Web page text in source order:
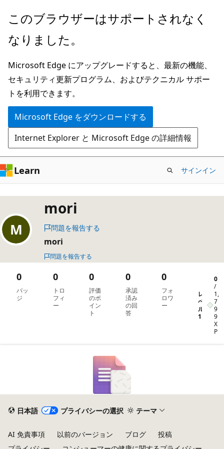
メ
ン
ン
テ
ン
ツ
に
ス
キ
ッ
プ
このブラウザーはサポートされなく
なりました。
Microsoft Edge にアップグレードすると、最新の機能、
セキュリティ更新プログラム、およびテクニカル サポー
トを利用できます。
Microsoft Edge をダウンロードする
Internet Explorer と Microsoft Edge の詳細情報
Learn サインイン
mori
問題を報告する
mori
問題を報告する
バッ
ジ
0
トロ
フィ
ー
0
評価
のポ
イン
ト
0
承認
済み
の回
答
0
フォ
ロワ
ー
0
レ
ベ
ル
1
0
/
1,
7
9
9
X
P
日本語 プライバシーの選択 テーマ
AI 免責事項 以前のバージョン ブログ
投稿